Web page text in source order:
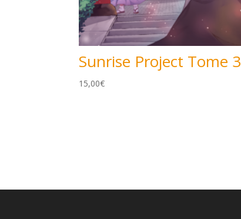
Sunrise Project Tome 3
15,00€